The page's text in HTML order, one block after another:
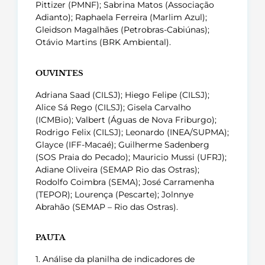
Pittizer (PMNF); Sabrina Matos (Associação
Adianto); Raphaela Ferreira (Marlim Azul);
Gleidson Magalhães (Petrobras-Cabiúnas);
Otávio Martins (BRK Ambiental).
OUVINTES
Adriana Saad (CILSJ); Hiego Felipe (CILSJ);
Alice Sá Rego (CILSJ); Gisela Carvalho
(ICMBio); Valbert (Águas de Nova Friburgo);
Rodrigo Felix (CILSJ); Leonardo (INEA/SUPMA);
Glayce (IFF-Macaé); Guilherme Sadenberg
(SOS Praia do Pecado); Mauricio Mussi (UFRJ);
Adiane Oliveira (SEMAP Rio das Ostras);
Rodolfo Coimbra (SEMA); José Carramenha
(TEPOR); Lourença (Pescarte); Jolnnye
Abrahão (SEMAP – Rio das Ostras).
PAUTA
1. Análise da planilha de indicadores de